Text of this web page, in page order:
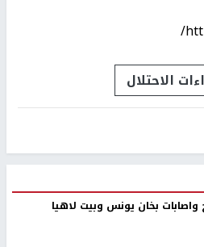
الاحتلال
بخان يونس وبيت لاهيا